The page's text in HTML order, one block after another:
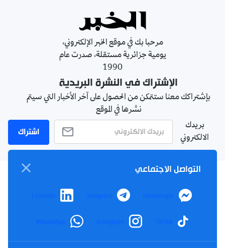
مرحبا بك في موقع الخبر الإلكتروني،
يومية جزائرية مستقلة، صدرت عام
1990
الإشتراك في النشرة البريدية
بإشتراكك معنا ستتمكن من الحصول على آخر الأخبار التي سيتم
نشرها في الموقع
بريدك
الالكتروني
اشتراك
الأحكام والشروط
اتصل بنا
التواصل الاجتماعي
Messenger
Telegram
LinkedIn
TikTok
Instagram
WhatsApp